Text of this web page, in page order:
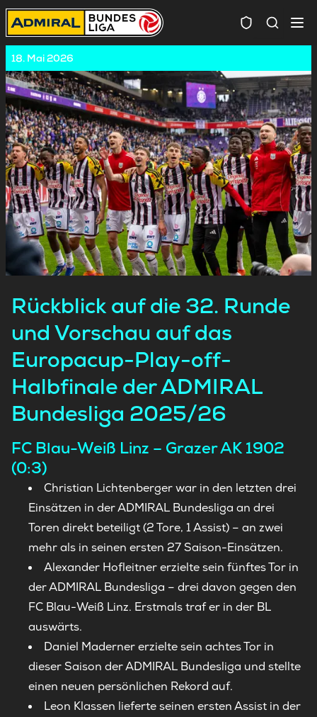
18. Mai 2026
Rückblick auf die 32. Runde
und Vorschau auf das
Europacup-Play-off-
Halbfinale der ADMIRAL
Bundesliga 2025/26
FC Blau-Weiß Linz – Grazer AK 1902
(0:3)
Christian Lichtenberger war in den letzten drei
Einsätzen in der ADMIRAL Bundesliga an drei
Toren direkt beteiligt (2 Tore, 1 Assist) – an zwei
mehr als in seinen ersten 27 Saison-Einsätzen.
Alexander Hofleitner erzielte sein fünftes Tor in
der ADMIRAL Bundesliga – drei davon gegen den
FC Blau-Weiß Linz. Erstmals traf er in der BL
auswärts.
Daniel Maderner erzielte sein achtes Tor in
dieser Saison der ADMIRAL Bundesliga und stellte
einen neuen persönlichen Rekord auf.
Leon Klassen lieferte seinen ersten Assist in der